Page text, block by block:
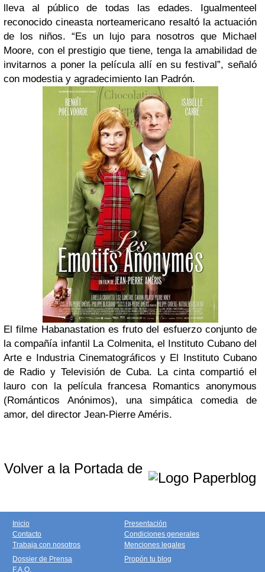
lleva al público de todas las edades. Igualmenteel
reconocido cineasta norteamericano resaltó la actuación
de los niños. “Es un lujo para nosotros que Michael
Moore, con el prestigio que tiene, tenga la amabilidad de
invitarnos a poner la película allí en su festival”, señaló
con modestia y agradecimiento Ian Padrón.
El filme Habanastation es fruto del esfuerzo conjunto de
la compañía infantil La Colmenita, el Instituto Cubano del
Arte e Industria Cinematográficos y El Instituto Cubano
de Radio y Televisión de Cuba. La cinta compartió el
lauro con la película francesa Romantics anonymous
(Románticos Anónimos), una simpática comedia de
amor, del director Jean-Pierre Améris.
Volver a la Portada de
Inicio
Contacto
Trabaja con nosotros
Presentación
Condiciones generales
Menciones legales
Dossier de Prensa
F.A.Q.
Propón tu blog